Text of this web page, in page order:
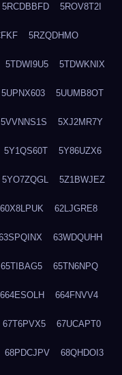
5RCDBBFD 5ROV8T2I
5RZQDHMO
5TDWI9U5 5TDWKNIX
5UPNX603 5UUMB8OT
5VVNNS1S 5XJ2MR7Y
5Y1QS60T 5Y86UZX6
5YO7ZQGL 5Z1BWJEZ
60X8LPUK 62LJGRE8
63WDQUHH
65TIBAG5 65TN6NPQ
664ESOLH 664FNVV4
67T6PVX5 67UCAPT0
68PDCJPV 68QHDOI3